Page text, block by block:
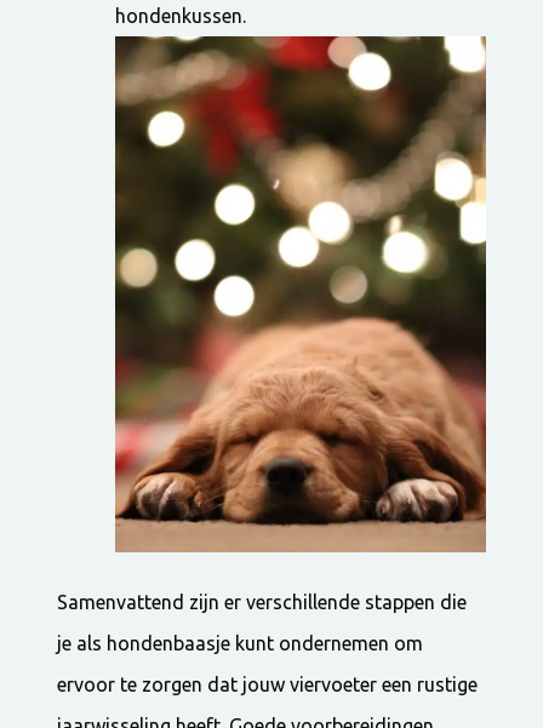
hondenkussen.
Samenvattend zijn er verschillende stappen die
je als hondenbaasje kunt ondernemen om
ervoor te zorgen dat jouw viervoeter een rustige